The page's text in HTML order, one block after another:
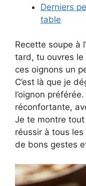
Derniers
table
Recette soupe à
tard, tu ouvres
ces oignons un
C’est là que je
l’oignon
réconfortante,
Je te montre tout
réussir à tous
de bons gestes